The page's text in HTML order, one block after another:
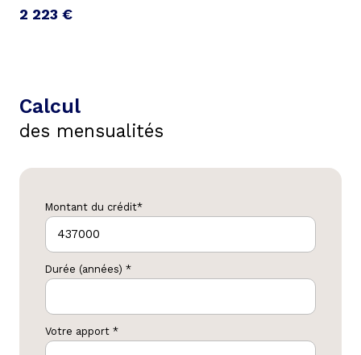
2 223 €
Calcul
des mensualités
Montant du crédit*
Durée (années) *
Votre apport *